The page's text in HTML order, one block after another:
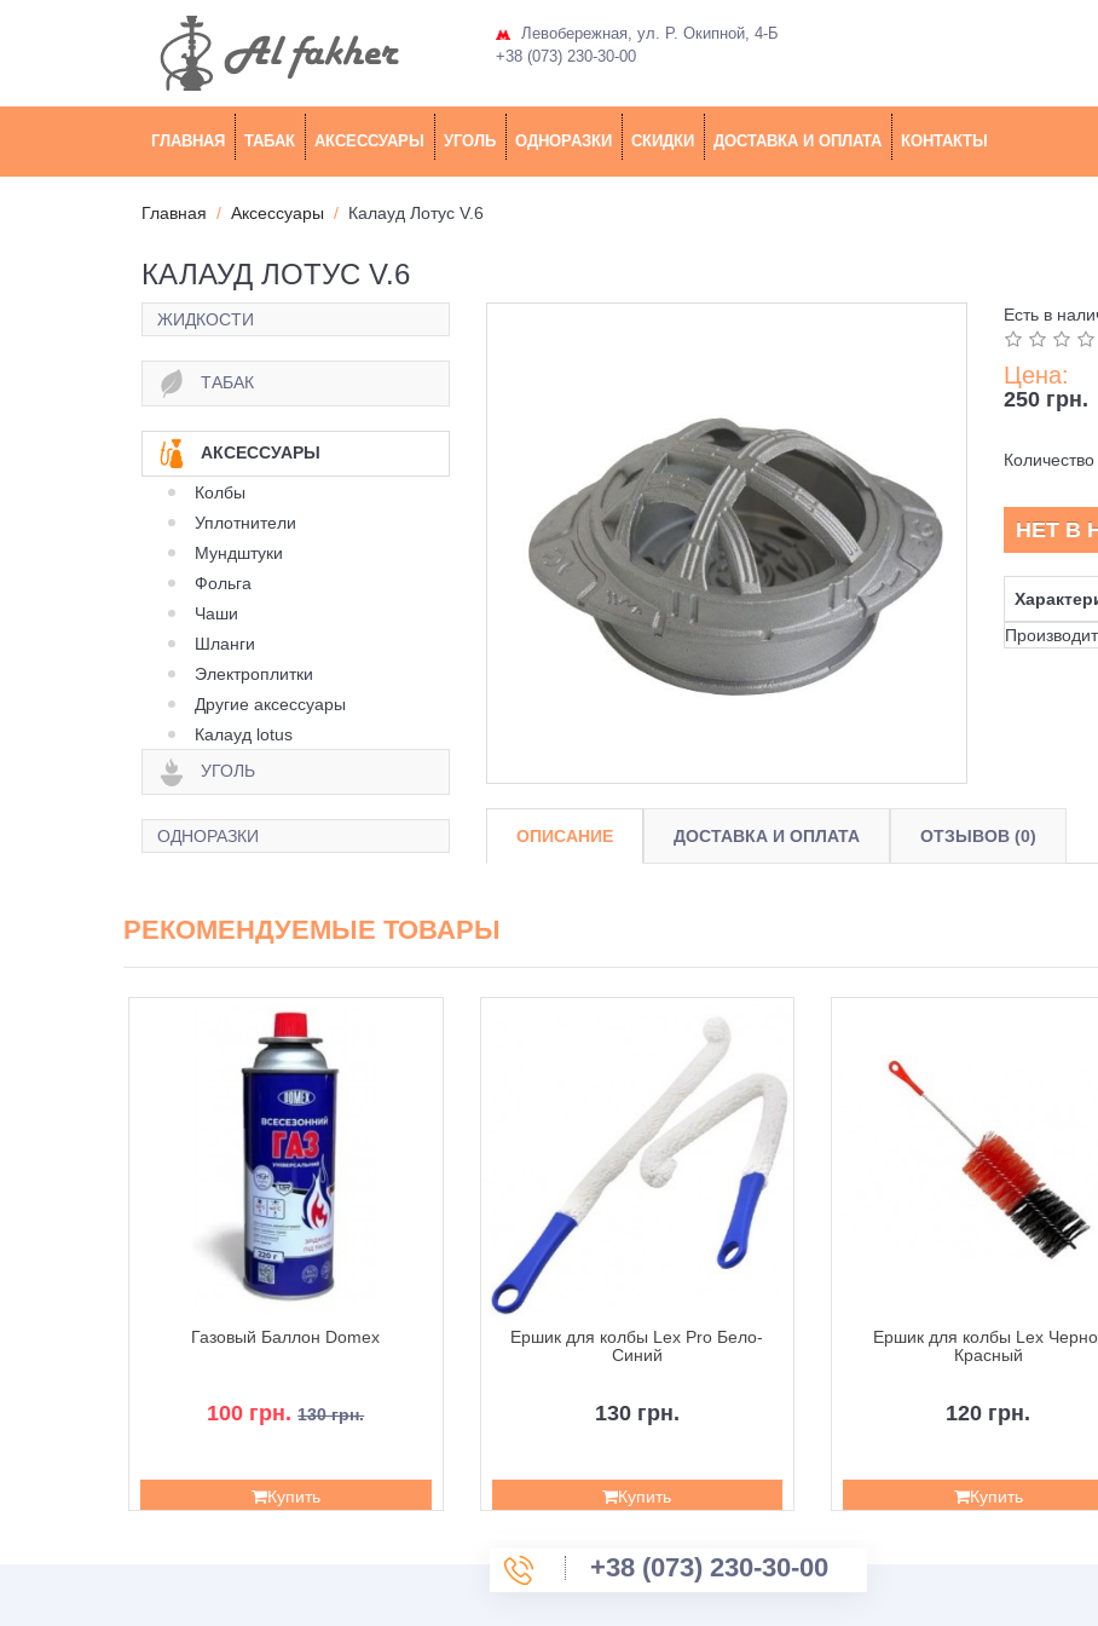
Левобережная, ул. Р. Окипной, 4-Б
+38 (073) 230-30-00
ГЛАВНАЯ ТАБАК АКСЕССУАРЫ УГОЛЬ ОДНОРАЗКИ СКИДКИ ДОСТАВКА И ОПЛАТА КОНТАКТЫ
Главная Аксессуары Калауд Лотус V.6
КАЛАУД ЛОТУС V.6
ЖИДКОСТИ
ТАБАК
АКСЕССУАРЫ
Колбы
Уплотнители
Мундштуки
Фольга
Чаши
Шланги
Электроплитки
Другие аксессуары
Калауд lotus
УГОЛЬ
ОДНОРАЗКИ
Есть в
Цена:
250 грн.
Количество
НЕТ В
ОПИСАНИЕ ДОСТАВКА И ОПЛАТА ОТЗЫВОВ (0)
РЕКОМЕНДУЕМЫЕ ТОВАРЫ
Газовый Баллон Domex
100 грн. 130 грн.
Купить
Ершик для колбы Lex Pro Бело-
Синий
130 грн.
Купить
Ершик для колбы Lex
Красный
120 грн.
Купить
+38 (073) 230-30-00